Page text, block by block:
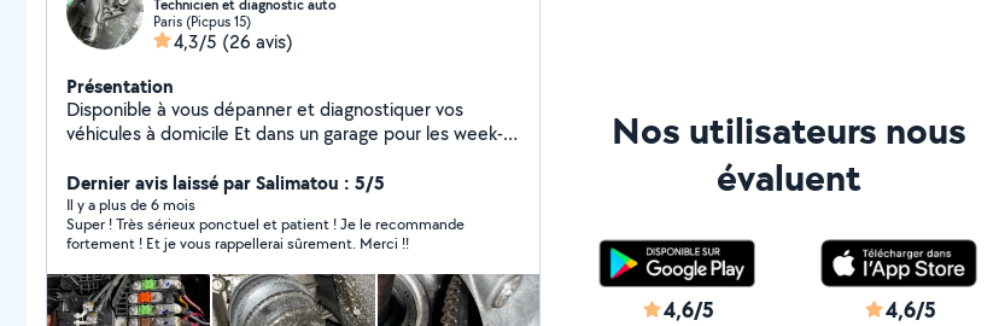
Technicien et diagnostic auto
Paris (Picpus 15)
4,3/5 (26 avis)
Présentation
Disponible à vous dépanner et diagnostiquer vos
véhicules à domicile Et dans un garage pour les week-
Dernier avis laissé par Salimatou : 5/5
Il y a plus de 6 mois
Super ! Très sérieux ponctuel et patient ! Je le recommande
fortement ! Et je vous rappellerai sûrement. Merci !!
Nos utilisateurs nous
évaluent
4,6/5 4,6/5